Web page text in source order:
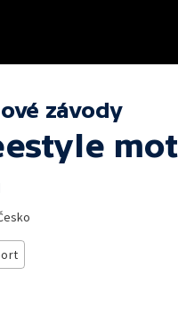
závody